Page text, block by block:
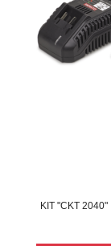
KIT "CKT